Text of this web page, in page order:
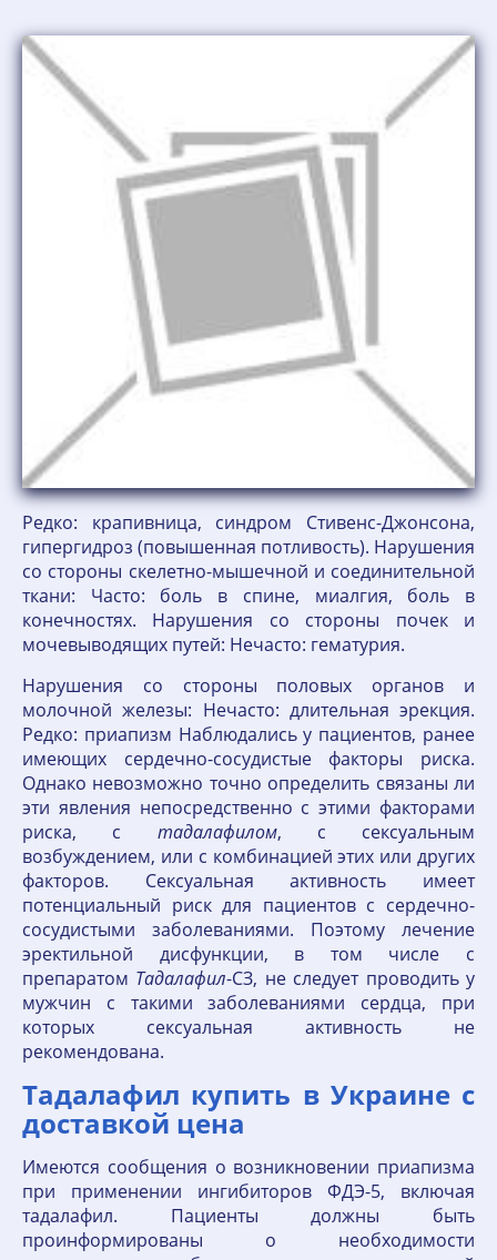
Редко: крапивница, синдром Стивенс-Джонсона,
гипергидроз (повышенная потливость). Нарушения
со стороны скелетно-мышечной и соединительной
ткани: Часто: боль в спине, миалгия, боль в
конечностях. Нарушения со стороны почек и
мочевыводящих путей: Нечасто: гематурия.
Нарушения со стороны половых органов и
молочной железы: Нечасто: длительная эрекция.
Редко: приапизм Наблюдались у пациентов, ранее
имеющих сердечно-сосудистые факторы риска.
Однако невозможно точно определить связаны ли
эти явления непосредственно с этими факторами
риска, с тадалафилом, с сексуальным
возбуждением, или с комбинацией этих или других
факторов. Сексуальная активность имеет
потенциальный риск для пациентов с сердечно-
сосудистыми заболеваниями. Поэтому лечение
эректильной дисфункции, в том числе с
препаратом Тадалафил-СЗ, не следует проводить у
мужчин с такими заболеваниями сердца, при
которых сексуальная активность не
рекомендована.
Тадалафил купить в Украине с
доставкой цена
Имеются сообщения о возникновении приапизма
при применении ингибиторов ФДЭ-5, включая
тадалафил. Пациенты должны быть
проинформированы о необходимости